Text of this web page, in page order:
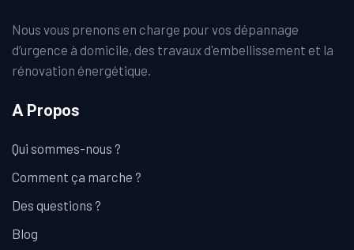
Nous vous prenons en charge pour vos dépannage
d’urgence à domicile, des travaux d'embellissement et la
rénovation énergétique.
A Propos
Qui sommes-nous ?
Comment ça marche ?
Des questions ?
Blog